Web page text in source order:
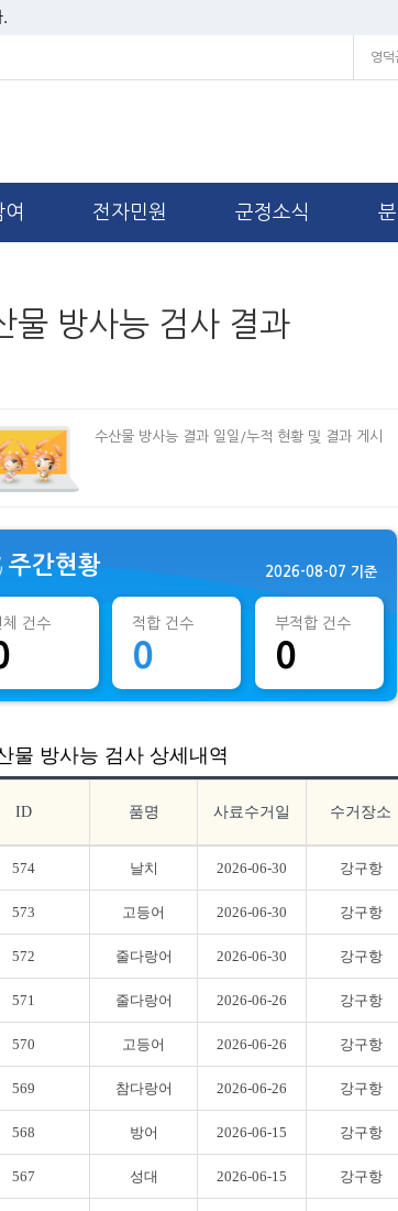
영덕
전자민원 군정소식
물 방사능 검사 결과
수산물 방사능 결과 일일/누적 현황 및 결과 게시
주간현황 2026-08-07 기준
체 건수 적합 건수
0
부적합 건수
0
물 방사능 검사 상세내역
ID 품명 사료수거일 수거장소
574 날치 2026-06-30 강구항
573 고등어 2026-06-30 강구항
572 줄다랑어 2026-06-30 강구항
571 줄다랑어 2026-06-26 강구항
570 고등어 2026-06-26 강구항
569 참다랑어 2026-06-26 강구항
568 방어 2026-06-15 강구항
567 성대 2026-06-15 강구항